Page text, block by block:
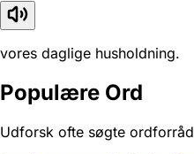
vores daglige husholdning.
Populære Ord
Udforsk ofte søgte ordforråd